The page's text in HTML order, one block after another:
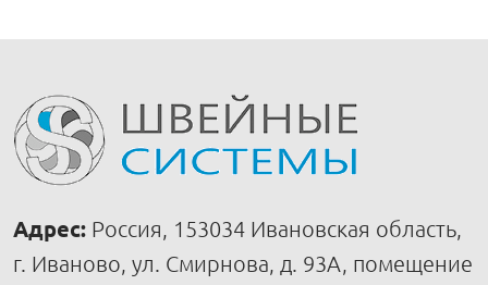
Адрес: Россия, 153034 Ивановская область,
г. Иваново, ул. Смирнова, д. 93А, помещение